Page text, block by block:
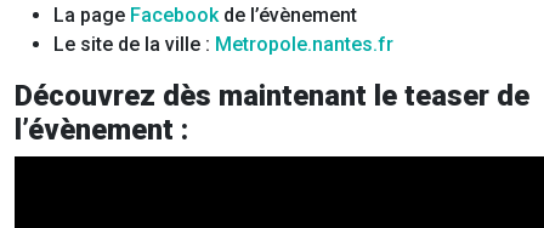
La page Facebookde l’évènement
Le site de la ville : Metropole.nantes.fr
Découvrez dès maintenant le teaser de
l’évènement :